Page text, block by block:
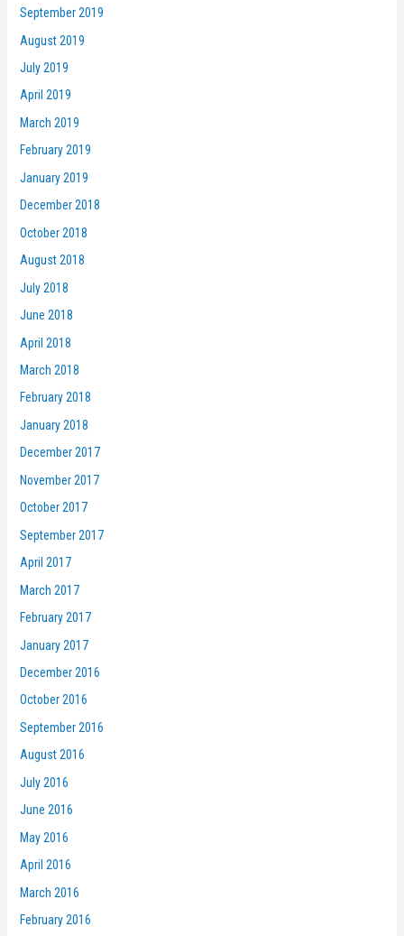
September 2019
August 2019
July 2019
April 2019
March 2019
February 2019
January 2019
December 2018
October 2018
August 2018
July 2018
June 2018
April 2018
March 2018
February 2018
January 2018
December 2017
November 2017
October 2017
September 2017
April 2017
March 2017
February 2017
January 2017
December 2016
October 2016
September 2016
August 2016
July 2016
June 2016
May 2016
April 2016
March 2016
February 2016